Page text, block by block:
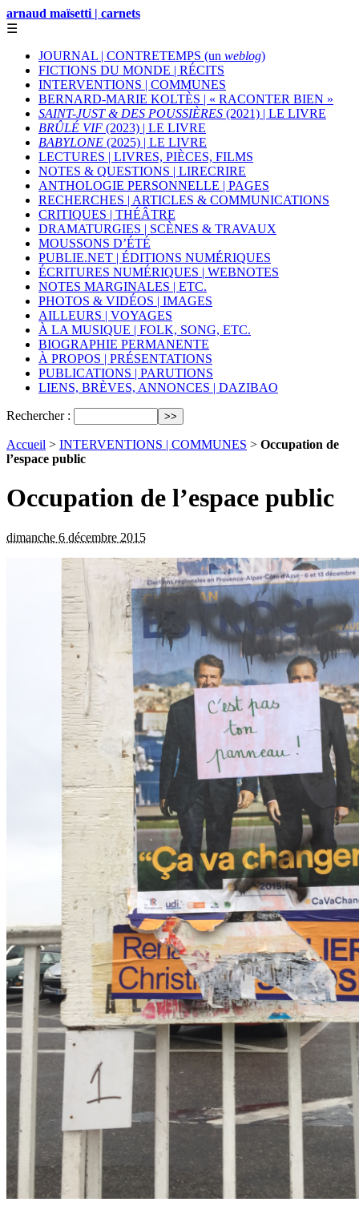
arnaud maïsetti | carnets
☰
JOURNAL | CONTRETEMPS (un weblog)
FICTIONS DU MONDE | RÉCITS
INTERVENTIONS | COMMUNES
BERNARD-MARIE KOLTÈS | « RACONTER BIEN »
SAINT-JUST & DES POUSSIÈRES (2021) | LE LIVRE
BRÛLÉ VIF (2023) | LE LIVRE
BABYLONE (2025) | LE LIVRE
LECTURES | LIVRES, PIÈCES, FILMS
NOTES & QUESTIONS | LIRECRIRE
ANTHOLOGIE PERSONNELLE | PAGES
RECHERCHES | ARTICLES & COMMUNICATIONS
CRITIQUES | THÉÂTRE
DRAMATURGIES | SCÈNES & TRAVAUX
MOUSSONS D’ÉTÉ
PUBLIE.NET | ÉDITIONS NUMÉRIQUES
ÉCRITURES NUMÉRIQUES | WEBNOTES
NOTES MARGINALES | ETC.
PHOTOS & VIDÉOS | IMAGES
AILLEURS | VOYAGES
À LA MUSIQUE | FOLK, SONG, ETC.
BIOGRAPHIE PERMANENTE
À PROPOS | PRÉSENTATIONS
PUBLICATIONS | PARUTIONS
LIENS, BRÈVES, ANNONCES | DAZIBAO
Rechercher :
Accueil > INTERVENTIONS | COMMUNES > Occupation de
l’espace public
Occupation de l’espace public
dimanche 6 décembre 2015